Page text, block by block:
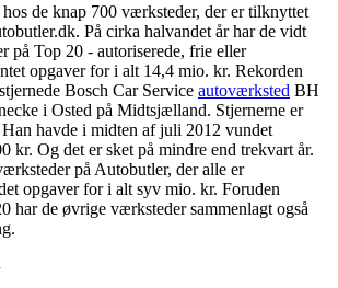
de knap 700 værksteder, der er tilknyttet
På cirka halvandet år har de vidt
på Top 20 - autoriserede, frie eller
opgaver for i alt 14,4 mio. kr. Rekorden
Bosch Car Service autoværksted BH
i Osted på Midtsjælland. Stjernerne er
havde i midten af juli 2012 vundet
kr. Og det er sket på mindre end trekvart år.
på Autobutler, der alle er
opgaver for i alt syv mio. kr. Foruden
har de øvrige værksteder sammenlagt også